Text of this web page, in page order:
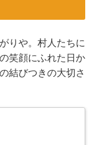
りや。村人たちに
笑顔にふれた日か
結びつきの大切さ